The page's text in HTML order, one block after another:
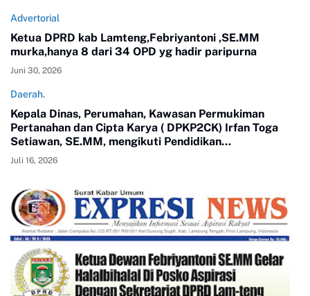
Advertorial
Ketua DPRD kab Lamteng,Febriyantoni ,SE.MM
murka,hanya 8 dari 34 OPD yg hadir paripurna
Juni 30, 2026
Daerah.
Kepala Dinas, Perumahan, Kawasan Permukiman
Pertanahan dan Cipta Karya ( DPKP2CK) Irfan Toga
Setiawan, SE.MM, mengikuti Pendidikan
Kepemimpinan Nasional ( PKN) Tingkat II Angkatan 24
tahun 2026.
Juli 16, 2026